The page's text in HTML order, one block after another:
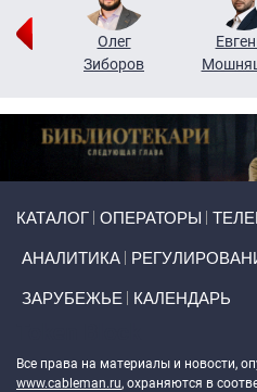
Олег
Зиборов
КАТАЛОГ ОПЕРАТОРЫ
АНАЛИТИКА
ЗАРУБЕЖЬЕ КАЛЕНДАРЬ
Все права на материалы и новости,
www.cableman.ru, охраняются в